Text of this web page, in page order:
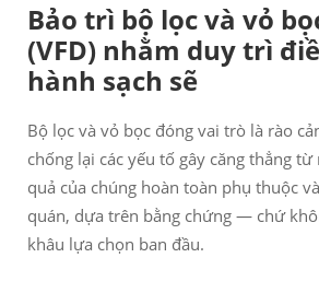
Bảo trì bộ lọc và vỏ
(VFD) nhằm duy trì
hành sạch sẽ
Bộ lọc và vỏ bọc đóng vai trò là rào
chống lại các yếu tố gây căng thẳng
quả của chúng hoàn toàn phụ thuộc
quán, dựa trên bằng chứng — chứ
khâu lựa chọn ban đầu.